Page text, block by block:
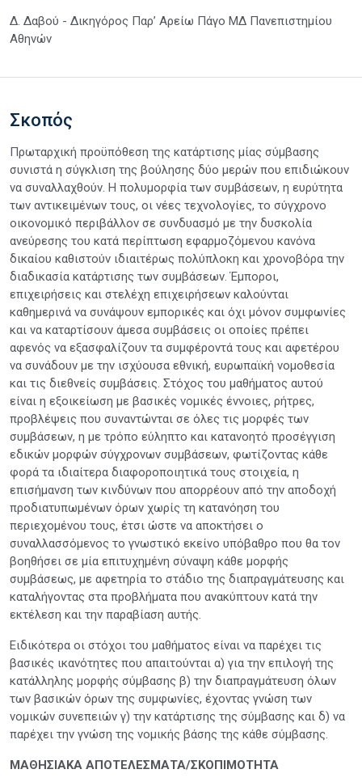
Δ. Δαβού - Δικηγόρος Παρ’ Αρείω Πάγο ΜΔ Πανεπιστημίου
Αθηνών
Σκοπός
Πρωταρχική προϋπόθεση της κατάρτισης μίας σύμβασης
συνιστά η σύγκλιση της βούλησης δύο μερών που επιδιώκουν
να συναλλαχθούν. Η πολυμορφία των συμβάσεων, η ευρύτητα
των αντικειμένων τους, οι νέες τεχνολογίες, το σύγχρονο
οικονομικό περιβάλλον σε συνδυασμό με την δυσκολία
ανεύρεσης του κατά περίπτωση εφαρμοζόμενου κανόνα
δικαίου καθιστούν ιδιαιτέρως πολύπλοκη και χρονοβόρα την
διαδικασία κατάρτισης των συμβάσεων. Έμποροι,
επιχειρήσεις και στελέχη επιχειρήσεων καλούνται
καθημερινά να συνάψουν εμπορικές και όχι μόνον συμφωνίες
και να καταρτίσουν άμεσα συμβάσεις οι οποίες πρέπει
αφενός να εξασφαλίζουν τα συμφέροντά τους και αφετέρου
να συνάδουν με την ισχύουσα εθνική, ευρωπαϊκή νομοθεσία
και τις διεθνείς συμβάσεις. Στόχος του μαθήματος αυτού
είναι η εξοικείωση με βασικές νομικές έννοιες, ρήτρες,
προβλέψεις που συναντώνται σε όλες τις μορφές των
συμβάσεων, η με τρόπο εύληπτο και κατανοητό προσέγγιση
εδικών μορφών σύγχρονων συμβάσεων, φωτίζοντας κάθε
φορά τα ιδιαίτερα διαφοροποιητικά τους στοιχεία, η
επισήμανση των κινδύνων που απορρέουν από την αποδοχή
προδιατυπωμένων όρων χωρίς τη κατανόηση του
περιεχομένου τους, έτσι ώστε να αποκτήσει ο
συναλλασσόμενος το γνωστικό εκείνο υπόβαθρο που θα τον
βοηθήσει σε μία επιτυχημένη σύναψη κάθε μορφής
συμβάσεως, με αφετηρία το στάδιο της διαπραγμάτευσης και
καταλήγοντας στα προβλήματα που ανακύπτουν κατά την
εκτέλεση και την παραβίαση αυτής.
Ειδικότερα οι στόχοι του μαθήματος είναι να παρέχει τις
βασικές ικανότητες που απαιτούνται α) για την επιλογή της
κατάλληλης μορφής σύμβασης β) την διαπραγμάτευση όλων
των βασικών όρων της συμφωνίες, έχοντας γνώση των
νομικών συνεπειών γ) την κατάρτισης της σύμβασης και δ) να
παρέχει την γνώση της νομικής βάσης της κάθε σύμβασης.
ΜΑΘΗΣΙΑΚΑ ΑΠΟΤΕΛΕΣΜΑΤΑ/ΣΚΟΠΙΜΟΤΗΤΑ